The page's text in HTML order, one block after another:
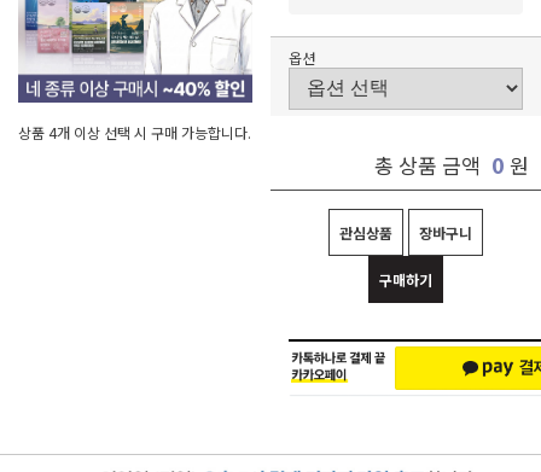
상품 4개 이상 선택 시 구매 가능합니다.
옵션
총 상품 금액 0 원
관심상품 장바구니
구매하기